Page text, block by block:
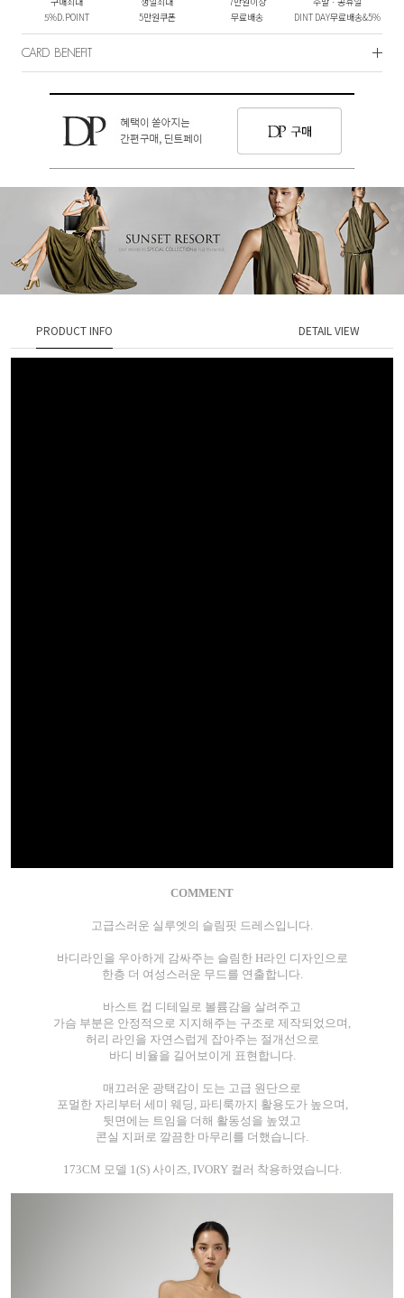
5%D.POINT
5만원쿠폰
무료배송
DINT DAY무료배송&5%
CARD BENEFIT
PRODUCT INFO DETAIL VIEW
COMMENT
고급스러운 실루엣의 슬림핏 드레스입니다.
바디라인을 우아하게 감싸주는 슬림한 H라인 디자인으로
한층 더 여성스러운 무드를 연출합니다.
바스트 컵 디테일로 볼륨감을 살려주고
가슴 부분은 안정적으로 지지해주는 구조로 제작되었으며,
허리 라인을 자연스럽게 잡아주는 절개선으로
바디 비율을 길어보이게 표현합니다.
매끄러운 광택감이 도는 고급 원단으로
포멀한 자리부터 세미 웨딩, 파티룩까지 활용도가 높으며,
뒷면에는 트임을 더해 활동성을 높였고
콘실 지퍼로 깔끔한 마무리를 더했습니다.
173CM 모델 1(S) 사이즈, IVORY 컬러 착용하였습니다.